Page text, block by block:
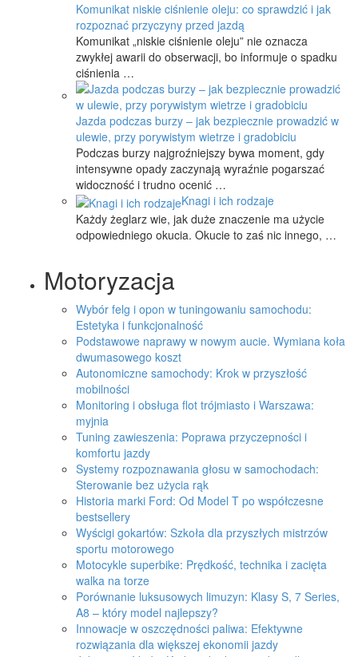
Komunikat niskie ciśnienie oleju: co sprawdzić i jak
rozpoznać przyczyny przed jazdą
Komunikat „niskie ciśnienie oleju” nie oznacza
zwykłej awarii do obserwacji, bo informuje o spadku
ciśnienia …
Jazda podczas burzy – jak bezpiecznie prowadzić w
ulewie, przy porywistym wietrze i gradobiciu
Podczas burzy najgroźniejszy bywa moment, gdy
intensywne opady zaczynają wyraźnie pogarszać
widoczność i trudno ocenić …
Knagi i ich rodzaje
Każdy żeglarz wie, jak duże znaczenie ma użycie
odpowiedniego okucia. Okucie to zaś nic innego, …
Motoryzacja
Wybór felg i opon w tuningowaniu samochodu:
Estetyka i funkcjonalność
Podstawowe naprawy w nowym aucie. Wymiana koła
dwumasowego koszt
Autonomiczne samochody: Krok w przyszłość
mobilności
Monitoring i obsługa flot trójmiasto i Warszawa:
myjnia
Tuning zawieszenia: Poprawa przyczepności i
komfortu jazdy
Systemy rozpoznawania głosu w samochodach:
Sterowanie bez użycia rąk
Historia marki Ford: Od Model T po współczesne
bestsellery
Wyścigi gokartów: Szkoła dla przyszłych mistrzów
sportu motorowego
Motocykle superbike: Prędkość, technika i zacięta
walka na torze
Porównanie luksusowych limuzyn: Klasy S, 7 Series,
A8 – który model najlepszy?
Innowacje w oszczędności paliwa: Efektywne
rozwiązania dla większej ekonomii jazdy